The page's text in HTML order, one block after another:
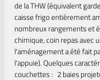
de la THW (équivalent
caisse frigo entièrement
nombreux rangements et
chimique, coin repas avec
l'aménagement a été fait
l'appuie). Quelques
couchettes : 2 baies